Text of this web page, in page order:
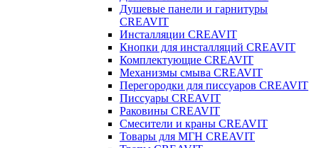
Душевые панели и гарнитуры
CREAVIT
Инсталляции CREAVIT
Кнопки для инсталляций CREAVIT
Комплектующие CREAVIT
Механизмы смыва CREAVIT
Перегородки для писсуаров CREAVIT
Писсуары CREAVIT
Раковины CREAVIT
Смесители и краны CREAVIT
Товары для МГН CREAVIT